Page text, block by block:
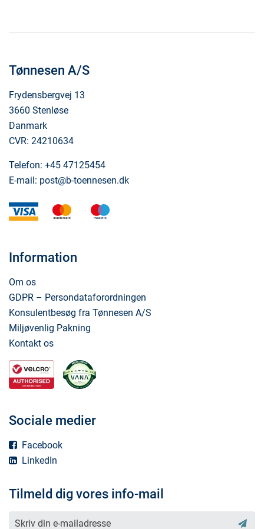
Tønnesen A/S
Frydensbergvej 13
3660 Stenløse
Danmark
CVR: 24210634
Telefon: +45 47125454
E-mail: post@b-toennesen.dk
visa mastercard
Information
Om os
GDPR – Persondataforordningen
Konsulentbesøg fra Tønnesen A/S
Miljøvenlig Pakning
Kontakt os
Sociale medier
Facebook
LinkedIn
Tilmeld dig vores info-mail